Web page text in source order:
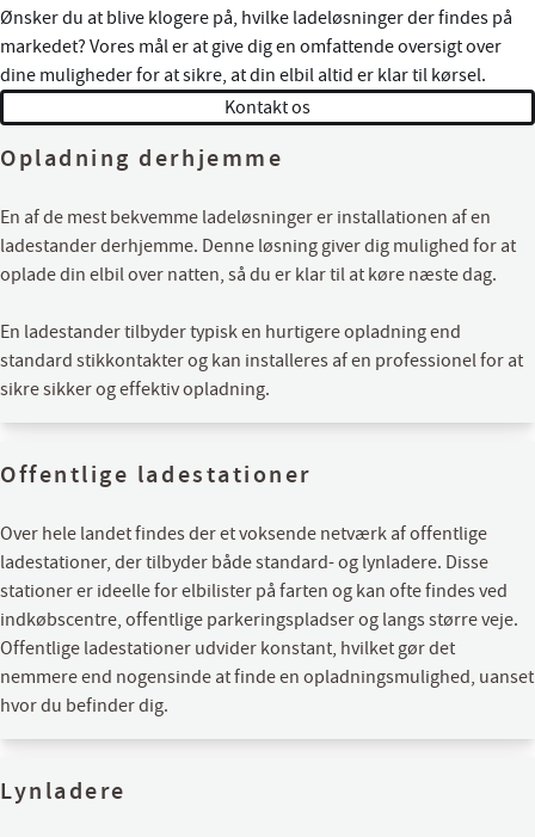
Ønsker du at blive klogere på, hvilke ladeløsninger der findes på
markedet? Vores mål er at give dig en omfattende oversigt over
dine muligheder for at sikre, at din elbil altid er klar til kørsel.
Kontakt os
Opladning derhjemme
En af de mest bekvemme ladeløsninger er installationen af en
ladestander derhjemme. Denne løsning giver dig mulighed for at
oplade din elbil over natten, så du er klar til at køre næste dag.
En ladestander tilbyder typisk en hurtigere opladning end
standard stikkontakter og kan installeres af en professionel for at
sikre sikker og effektiv opladning.
Offentlige ladestationer
Over hele landet findes der et voksende netværk af offentlige
ladestationer, der tilbyder både standard- og lynladere. Disse
stationer er ideelle for elbilister på farten og kan ofte findes ved
indkøbscentre, offentlige parkeringspladser og langs større veje.
Offentlige ladestationer udvider konstant, hvilket gør det
nemmere end nogensinde at finde en opladningsmulighed, uanset
hvor du befinder dig.
Lynladere